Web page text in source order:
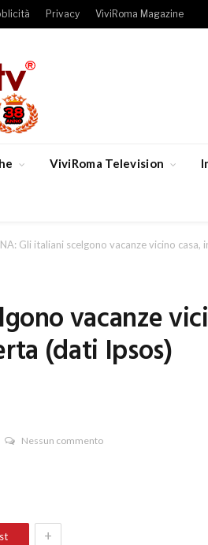
Privacy ViviRoma Magazine
ViviRoma Television
Gli italiani scelgono vacanze vicino casa,
vacanze
(dati Ipsos)
Nessun commento
+